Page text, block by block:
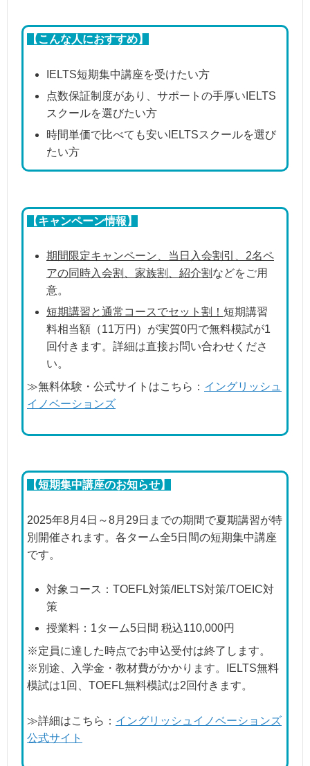
【こんな人におすすめ】
IELTS短期集中講座を受けたい方
点数保証制度があり、サポートの手厚いIELTS
スクールを選びたい方
時間単価で比べても安いIELTSスクールを選び
たい方
【キャンペーン情報】
期間限定キャンペーン、当日入会割引、2名ペ
アの同時入会割、家族割、紹介割 などをご用
意。
短期講習と通常コースでセット割！ 短期講習
料相当額（11万円）が実質0円で無料模試が1
回付きます。詳細は直接お問い合わせくださ
い。
≫無料体験・公式サイトはこちら： イングリッシュ
イノベーションズ
【短期集中講座のお知らせ】
2025年8月4日～8月29日までの期間で夏期講習が特
別開催されます。各ターム全5日間の短期集中講座
です。
対象コース：TOEFL対策/IELTS対策/TOEIC対
策
授業料：1ターム5日間 税込110,000円
※定員に達した時点でお申込受付は終了します。
※別途、入学金・教材費がかかります。IELTS無料
模試は1回、TOEFL無料模試は2回付きます。
≫詳細はこちら： イングリッシュイノベーションズ
公式サイト